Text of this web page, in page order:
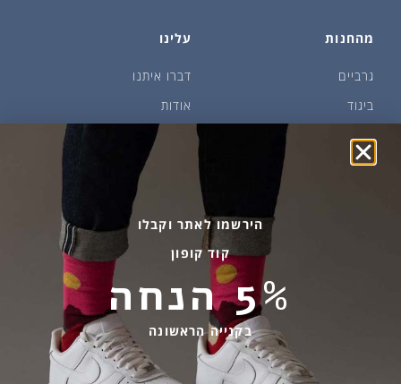
מהחנות
גרביים
ביגוד
שמן זית ודבש
פקעות ובצלים
עלינו
דברו איתנו
אודות
איפה קונים?
הבלוג של יודפת
החלפות והחזרות
אספקה ומשלוחים
שירות לקוחות
בהודעות ווטסאפ בלבד
058-7477780
contact@yodfat.shop
הירשמו לאתר וקבלו
קוד קופון
5% הנחה
בקנייה הראשונה